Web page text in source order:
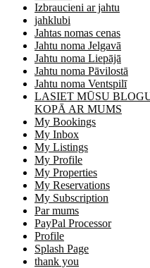
Izbraucieni ar jahtu
jahklubi
Jahtas nomas cenas
Jahtu noma Jelgavā
Jahtu noma Liepājā
Jahtu noma Pāvilostā
Jahtu noma Ventspilī
LASIET MŪSU
KOPĀ AR MUMS
My Bookings
My Inbox
My Listings
My Profile
My Properties
My Reservations
My Subscription
Par mums
PayPal Processor
Profile
Splash Page
thank you